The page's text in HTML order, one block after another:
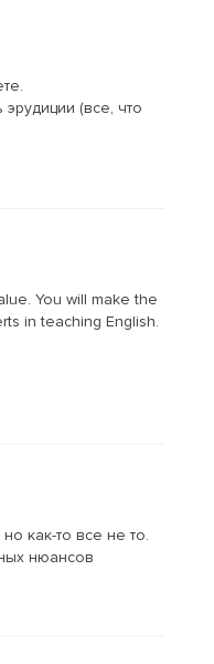
(все, что
You will make the
in teaching English.
как-то все не то.
нюансов